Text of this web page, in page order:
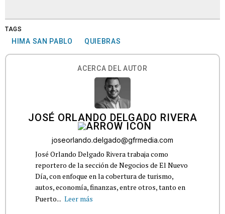
TAGS
HIMA SAN PABLO QUIEBRAS
ACERCA DEL AUTOR
JOSÉ ORLANDO DELGADO RIVERA
joseorlando.delgado@gfrmedia.com
José Orlando Delgado Rivera trabaja como
reportero de la sección de Negocios de El Nuevo
Día, con enfoque en la cobertura de turismo,
autos, economía, finanzas, entre otros, tanto en
Puerto... Leer más